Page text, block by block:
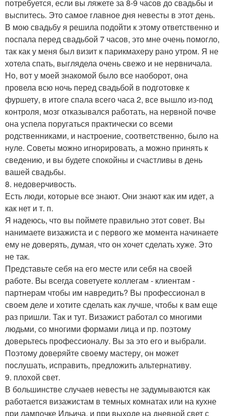
потребуется, если вы ляжете за 8-9 часов до свадьбы и
выспитесь. Это самое главное дня невесты в этот день.
В мою свадьбу я решила подойти к этому ответственно и
поспала перед свадьбой 7 часов, это мне очень помогло,
так как у меня был визит к парикмахеру рано утром. Я не
хотела спать, выглядела очень свежо и не нервничала.
Но, вот у моей знакомой было все наоборот, она
провела всю ночь перед свадьбой в подготовке к
фуршету, в итоге спала всего часа 2, все вышло из-под
контроля, мозг отказывался работать, на нервной почве
она успела поругаться практически со всеми
родственниками, и настроение, соответственно, было на
нуле. Советы можно игнорировать, а можно принять к
сведению, и вы будете спокойны и счастливы в день
вашей свадьбы.
8. недоверчивость.
Есть люди, которые все знают. Они знают как им идет, а
как нет и т. п.
Я надеюсь, что вы поймете правильно этот совет. Вы
нанимаете визажиста и с первого же момента начинаете
ему не доверять, думая, что он хочет сделать хуже. Это
не так.
Представьте себя на его месте или себя на своей
работе. Вы всегда советуете коллегам - клиентам -
партнерам чтобы им навредить? Вы профессионал в
своем деле и хотите сделать как лучше, чтобы к вам еще
раз пришли. Так и тут. Визажист работал со многими
людьми, со многими формами лица и пр. поэтому
доверьтесь профессионалу. Вы за это его и выбрали.
Поэтому доверяйте своему мастеру, он может
послушать, исправить, предложить альтернативу.
9. плохой свет.
В большинстве случаев невесты не задумываются как
работается визажистам в темных комнатах или на кухне
при лампочке Ильича, и при выходе на дневной свет с